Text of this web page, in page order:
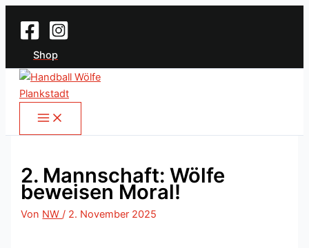
Inhalt
Shop
2. Mannschaft: Wölfe
beweisen Moral!
Von NW/ 2. November 2025